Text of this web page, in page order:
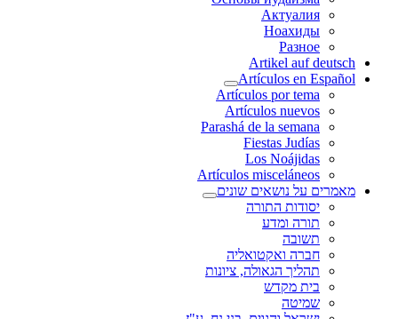
Актуалия
Ноахиды
Разное
Artikel auf deutsch
Artículos en Español
Artículos por tema
Artículos nuevos
Parashá de la semana
Fiestas Judías
Los Noájidas
Artículos misceláneos
מאמרים על נושאים שונים
יסודות התורה
תורה ומדע
תשובה
חברה ואקטואליה
תהליך הגאולה, ציונות
בית מקדש
שמיטה